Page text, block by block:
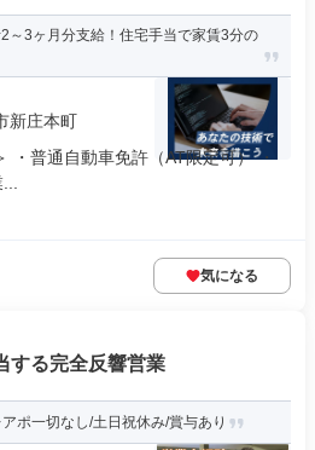
～3ヶ月分支給！住宅手当で家賃3分の
新庄本町
・普通自動車免許（AT限定可） ・
気になる
する完全反響営業
ポ一切なし/土日祝休み/賞与あり